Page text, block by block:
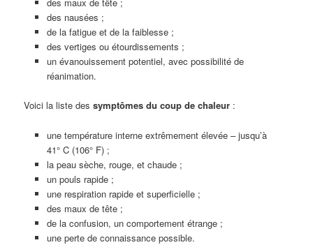
des maux de tête ;
des nausées ;
de la fatigue et de la faiblesse ;
des vertiges ou étourdissements ;
un évanouissement potentiel, avec possibilité de
réanimation.
Voici la liste des symptômes du coup de chaleur :
une température interne extrêmement élevée – jusqu’à
41° C (106° F) ;
la peau sèche, rouge, et chaude ;
un pouls rapide ;
une respiration rapide et superficielle ;
des maux de tête ;
de la confusion, un comportement étrange ;
une perte de connaissance possible.